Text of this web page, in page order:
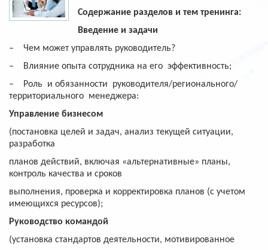
Содержание разделов и тем тренинга:
Введение и задачи
‒
Чем может управлять руководитель?
‒
Влияние опыта сотрудника на его эффективность;
‒
Роль и обязанности руководителя/регионального/
территориального менеджера:
Управление бизнесом
(постановка целей и задач, анализ текущей ситуации,
разработка
планов действий, включая «альтернативные» планы,
контроль качества и сроков
выполнения, проверка и корректировка планов (с учетом
имеющихся ресурсов);
Руководство командой
(установка стандартов деятельности, мотивированное